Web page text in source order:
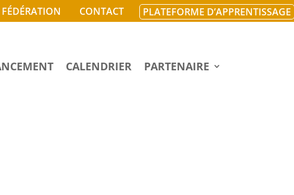
FÉDÉRATION CONTACT PLATEFORME D’APPRENTISSAGE
CALENDRIER PARTENAIRE